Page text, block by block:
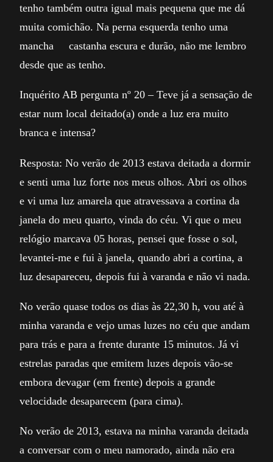
tenho também outra igual mais pequena que me dá
muita comichão. Na perna esquerda tenho uma
mancha castanha escura e durão, não me lembro
desde que as tenho.
Inquérito AB pergunta nº 20 – Teve já a sensação de
estar num local deitado(a) onde a luz era muito
branca e intensa?
Resposta: No verão de 2013 estava deitada a dormir
e senti uma luz forte nos meus olhos. Abri os olhos
e vi uma luz amarela que atravessava a cortina da
janela do meu quarto, vinda do céu. Vi que o meu
relógio marcava 05 horas, pensei que fosse o sol,
levantei-me e fui à janela, quando abri a cortina, a
luz desapareceu, depois fui à varanda e não vi nada.
No verão quase todos os dias às 22,30 h, vou até à
minha varanda e vejo umas luzes no céu que andam
para trás e para a frente durante 15 minutos. Já vi
estrelas paradas que emitem luzes depois vão-se
embora devagar (em frente) depois a grande
velocidade desaparecem (para cima).
No verão de 2013, estava na minha varanda deitada
a conversar com o meu namorado, ainda não era